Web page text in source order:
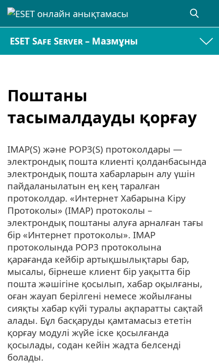
ESET Safe Server – Мазмұны
Поштаны
тасымалдауды қорғау
IMAP(S) және POP3(S) протоколдары —
электрондық пошта клиенті қолданбасында
электрондық пошта хабарларын алу үшін
пайдаланылатын ең кең таралған
протоколдар. «Интернет Хабарына Кіру
Протоколы» (IMAP) протоколы –
электрондық поштаны алуға арналған тағы
бір «Интернет протоколы». IMAP
протоколында POP3 протоколына
қарағанда кейбір артықшылықтары бар,
мысалы, бірнеше клиент бір уақытта бір
пошта жәшігіне қосылып, хабар оқылғаны,
оған жауап берілгені немесе жойылғаны
сияқты хабар күйі туралы ақпаратты сақтай
алады. Бұл басқаруды қамтамасыз ететін
қорғау модулі жүйе іске қосылғанда
қосылады, содан кейін жадта белсенді
болады.